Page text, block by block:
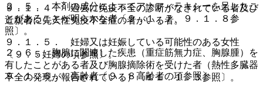
９．１．４． 過去に免疫不全の診断がなされている者及び
近親者に先天性免疫不全症の者がいる者。
９．１．５． 妊婦又は妊娠している可能性のある女性
〔９．５妊婦の項参照〕。
９．１．６． 高齢者〔９．８高齢者の項参照〕。
２．５． 本剤の成分によってアナフィラキシーを呈したこ
とがあることが明らかな者〔９．１．７、９．１．８参
照〕。
２．６． 胸腺に関連した疾患（重症筋無力症、胸腺腫）を
有したことがある者及び胸腺摘除術を受けた者（熱性多臓器
不全の発現が報告されている）〔１１．１．３参照〕。